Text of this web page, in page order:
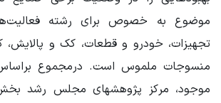
موضوع به خصوص برای رشته
تجهیزات، خودرو و قطعات، کک و
منسوجات ملموس است. درمجموع
موجود، مرکز پژوهشهای مجلس رشد